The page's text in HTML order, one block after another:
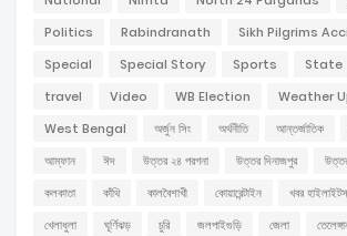
Politics
Rabindranath
Sikh Pilgrims
Special
Special Story Sports State
travel
Video WB Election
Weather
West Bengal
অর্জুন সিং অর্থনীতি আন্তর্জাতিক
আম্ফান
ঈদ উত্তর ২৪ পরগনা উত্তর দিনাজপুর
কলকাতা
কাঁথি কালবৈশাখী কোয়ারেন্টাইন খবর হাইলাইটস
খেলাধুলা
ঘূর্ণিঝড় চুরি জলপাইগুড়ি জেলা